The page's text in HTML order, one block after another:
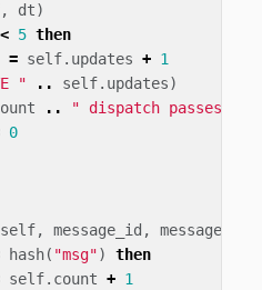
, dt)
< 5 then
= self. updates + 1
" .. self. updates)
..
" dispatch passes
0
self, message_id , message
hash( "msg")
then
self. count + 1